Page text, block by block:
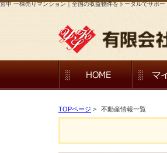
宮中 一棟売りマンション｜全国の収益物件をトータルでサポ
TOPページ > 不動産情報一覧